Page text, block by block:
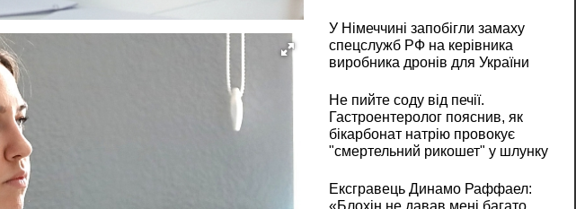
У Німеччині запобігли замаху
спецслужб РФ на керівника
виробника дронів для України
Не пийте соду від печії.
Гастроентеролог пояснив, як
бікарбонат натрію провокує
"смертельний рикошет" у шлунку
Ексгравець Динамо Раффаел: